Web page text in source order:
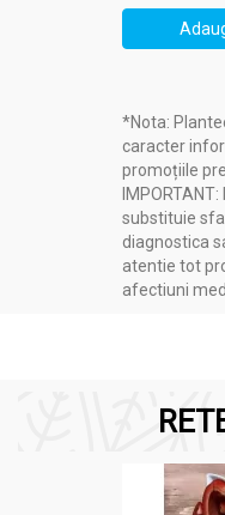
*Nota:
caracter
promoțiile
substituie
diagnostica
atentie tot
afectiuni